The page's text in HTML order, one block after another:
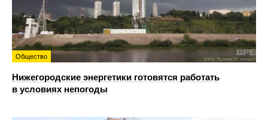
Общество
Нижегородские энергетики готовятся работать
в условиях непогоды